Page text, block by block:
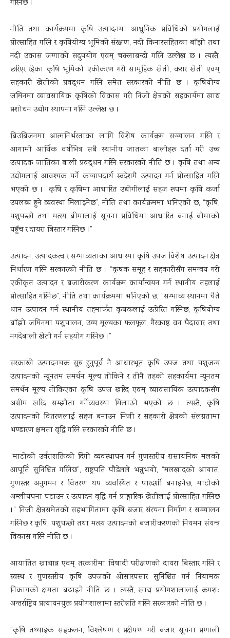
गरिनेछ ।
नीति तथा कार्यक्रममा कृषि उत्पादनमा आधुनिक प्रविधिको प्रयोगलाई
प्रोत्साहित गरिने र कृषियोग्य भूमिको संरक्षण, नदी किनारसहितका बाँझो तथा
नदी उकास जग्गाको सदुपयोग एवम् चक्लाबन्दी गरिने उल्लेख छ । त्यस्तै,
छरिएर रहेका कृषि भूमिको एकीकरण गरी सामूहिक खेती, करार खेती एवम्
सहकारी खेतीको प्रवद्र्धन गरिने समेत सरकारको नीति छ । कृषियोग्य
जमिनमा व्यावसायिक कृषिको विकास गरी निजी क्षेत्रको सहकार्यमा खाद्य
प्रशोधन उद्योग स्थापना गरिने उल्लेख छ ।
बिउबिजनमा आत्मनिर्भरताका लागि विशेष कार्यक्रम सञ्चालन गरिने र
आगामी आर्थिक वर्षभित्र सबै स्थानीय जातका बालीहरू दर्ता गरी उच्च
उत्पादक जातिका बाली प्रवद्र्धन गरिने सरकारको नीति छ । कृषि तथा अन्य
उद्योगलाई आवश्यक पर्ने कच्चापदार्थ स्वदेशमै उत्पादन गर्न प्रोत्साहित गरिने
भएको छ । “कृषि र कृषिमा आधारित उद्योगीलाई सहज रूपमा कृषि कर्जा
उपलब्ध हुने व्यवस्था मिलाइनेछ”, नीति तथा कार्यक्रममा भनिएको छ, “कृषि,
पशुपन्छी तथा मत्स्य बीमालाई सूचना प्रविधिमा आधारित बनाई बीमाको
पहुँच र दायरा बिस्तार गरिनेछ ।”
उत्पादन, उत्पादकत्व र सम्भाव्यताका आधारमा कृषि उपज विशेष उत्पादन क्षेत्र
निर्धारण गरिने सरकारको नीति छ । “कृषक समूह र सहकारीसँग समन्वय गरी
एकीकृत उत्पादन र बजारीकरण कार्यक्रम कार्यान्वयन गर्न स्थानीय तहलाई
प्रोत्साहित गरिनेछ”, नीति तथा कार्यक्रममा भनिएको छ, “सम्भाव्य स्थानमा चैते
धान उत्पादन गर्न स्थानीय तहमार्फत कृषकलाई उत्प्रेरित गरिनेछ, कृषियोग्य
बाँझो जमिनमा पशुपालन, उच्च मूल्यका फलफूल, गैरकाष्ठ वन पैदावार तथा
नगदेबाली खेती गर्न सहयोग गरिनेछ ।”
सरकारले उत्पादनचक्र सुरु हुनुपूर्व नै आधारभूत कृषि उपज तथा पशुजन्य
उत्पादनको न्यूनतम समर्थन मूल्य तोकिने र तीनै तहको सहकार्यमा न्यूनतम
समर्थन मूल्य तोकिएका कृषि उपज खरिद एवम् व्यावसायिक उत्पादकसँग
अग्रीम खरिद सम्झौता गर्नेव्यवस्था मिलाउने भएको छ । त्यस्तै, कृषि
उत्पादनको वितरणलाई सहज बनाउन निजी र सहकारी क्षेत्रको संलग्नतामा
भण्डारण क्षमता वृद्धि गरिने सरकारको नीति छ ।
“माटोको उर्वराशक्तिको दिगो व्यवस्थापन गर्न गुणस्तरीय रासायनिक मलको
आपूर्ति सुनिश्चित गरिनेछ”, राष्ट्रपति पौडेलले भन्नुभयो, “मलखादको आयात,
गुणस्तर अनुगमन र वितरण थप व्यवस्थित र पारदर्शी बनाइनेछ, माटोको
अम्लीयपना घटाउन र उत्पादन वृद्धि गर्न प्राङ्गारिक खेतीलाई प्रोत्साहित गरिनेछ
।” निजी क्षेत्रसमेतको सहभागितामा कृषि बजार संरचना निर्माण र सञ्चालन
गरिनेछ र कृषि, पशुपन्छी तथा मत्स्य उत्पादनको बजारीकरणको नियमन संयन्त्र
विकास गरिने नीति छ ।
आयातित खाद्यान्न एवम् तरकारीमा विषादी परीक्षणको दायरा बिस्तार गरिने र
स्वस्थ र गुणस्तरीय कृषि उपजको ओसारपसार सुनिश्चित गर्न नियामक
निकायको क्षमता बढाइने नीति छ । त्यस्तै, खाद्य प्रयोगशालालाई क्रमशः
अन्तर्राष्ट्रिय प्रत्यायनयुक्त प्रयोगशालामा स्तरोन्नति गरिने सरकारको नीति छ ।
“कृषि तथ्याङ्क सङ्कलन, विश्लेषण र प्रक्षेपण गरी बजार सूचना प्रणाली